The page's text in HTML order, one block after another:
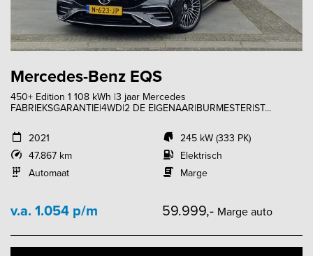
Mercedes-Benz EQS
450+ Edition 1 108 kWh |3 jaar Mercedes
FABRIEKSGARANTIE|4WD|2 DE EIGENAAR|BURMESTER|ST...
2021
47.867 km
Automaat
245 kW (333 PK)
Elektrisch
Marge
v.a. 1.054 p/m 59.999,- Marge auto